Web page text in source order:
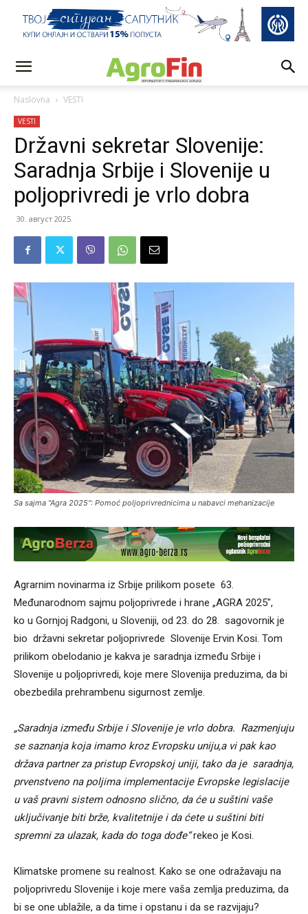
Naslovna VESTI
VESTI
Državni sekretar Slovenije:
Saradnja Srbije i Slovenije u
poljoprivredi je vrlo dobra
30. август 2025.
Sa sajma "Agra 2025": Pomoć poljoprivrednicima u nabavci mehanizacije
Agrarnim novinarma iz Srbije prilikom posete 63.
Međunarodnom sajmu poljoprivrede i hrane „AGRA 2025″,
ko u Gornjoj Radgoni, u Sloveniji, od 23. do 28. sagovornik je
bio državni sekretar poljoprivrede Slovenije Ervin Kosi. Tom
prilikom obelodanio je kakva je saradnja između Srbije i
Slovenije u poljoprivredi, koje mere Slovenija preduzima, da bi
obezbedila prehrambenu sigurnost zemlje.
„Saradnja između Srbije i Slovenije je vrlo dobra. Razmenjuju
se saznanja koja imamo kroz Evropsku uniju,a vi pak kao
država partner za pristup Evropskoj uniji, tako da je saradnja,
prvenstveno na poljima implementacije Evropske legislacije
u vaš pravni sistem odnosno slično, da će u suštini vaše
uključivanje biti brže, kvalitetnije i da ćete u suštini biti
spremni za ulazak, kada do toga dođe“rekeo je Kosi.
Klimatske promene su realnost. Kako se one odražavaju na
poljoprivredu Slovenije i koje mere vaša zemlja preduzima, da
bi se one ublažile, a da time i opstanu i da se razvijaju?